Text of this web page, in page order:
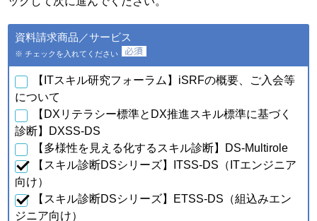
ａ．会員のお申し込みに伴
い取得した個人情報
品・サービスの提供・改良
・提供している商品・サービ
スに関連した情報やアンケー
ｂ．資料請求・問合せに伴
い取得した個人情報
・資料請求、お問合せに対す
・ご購入・ご登録いただいた
商品・サービスの配送・提
供・代金回収のため
品・サービスの提供・改良
や、新たなサービスを開発す
資料請求商品／サービス
※ チェックを入れてください
【ITスキル研究フォーラム】iSRFの概要、ご入会等
について
【DXリテラシー標準とDX推進スキル標準に基づく
診断】DXSS-DS
【多様性を見える化するスキル診断】DS-Multirole
【スキル診断DSシリーズ】ITSS-DS（ITエンジニア
向け）
【スキル診断DSシリーズ】ETSS-DS（組込みエン
ジニア向け）